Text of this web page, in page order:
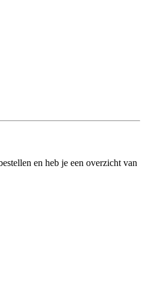
en heb je een overzicht van